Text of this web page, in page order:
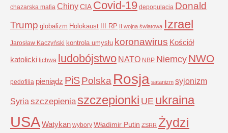
chazarska mafia ChinyCIA Covid-19 depopulacja Donald
Trump globalizm Holokaust III RP II wojna światowa Izrael
Jarosław Kaczyński kontrola umysłu koronawirus Kościół
katolicki lichwa ludobójstwo NATO NBP NiemcyNWO
pedofilia pieniądz PiSPolska Rosja satanizm syjonizm
Syria szczepienia szczepionki UE ukraina
USAWatykan wybory Władimir Putin ZSRR Żydzi